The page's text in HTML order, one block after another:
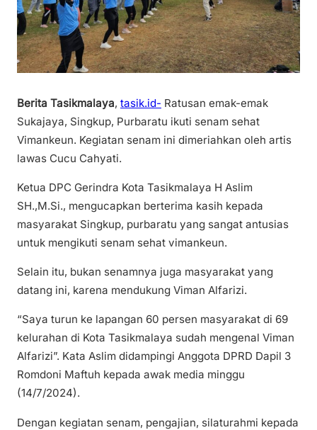
Berita Tasikmalaya, tasik.id- Ratusan emak-emak
Sukajaya, Singkup, Purbaratu ikuti senam sehat
Vimankeun. Kegiatan senam ini dimeriahkan oleh artis
lawas Cucu Cahyati.
Ketua DPC Gerindra Kota Tasikmalaya H Aslim
SH.,M.Si., mengucapkan berterima kasih kepada
masyarakat Singkup, purbaratu yang sangat antusias
untuk mengikuti senam sehat vimankeun.
Selain itu, bukan senamnya juga masyarakat yang
datang ini, karena mendukung Viman Alfarizi.
“Saya turun ke lapangan 60 persen masyarakat di 69
kelurahan di Kota Tasikmalaya sudah mengenal Viman
Alfarizi”. Kata Aslim didampingi Anggota DPRD Dapil 3
Romdoni Maftuh kepada awak media minggu
(14/7/2024).
Dengan kegiatan senam, pengajian, silaturahmi kepada